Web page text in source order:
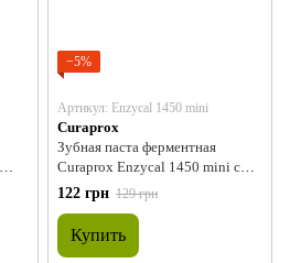
−5%
Артикул: Enzycal 1450 mini
Curaprox
Зубная паста ферментная
Curaprox Enzycal 1450 mini с
повышенным фтором, 10 мл.,
RDA - 60
122 грн 129 грн
Купить